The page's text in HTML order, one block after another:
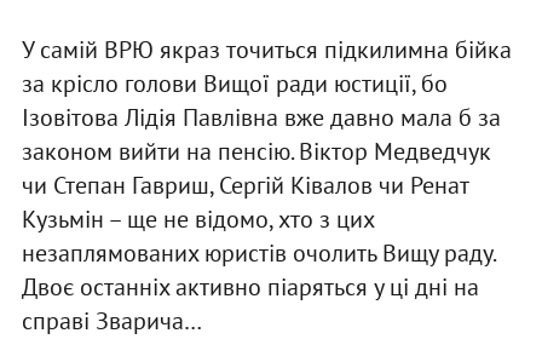
У самій ВРЮ якраз точиться підкилимна бійка
за крісло голови Вищої ради юстиції, бо
Ізовітова Лідія Павлівна вже давно мала б за
законом вийти на пенсію. Віктор Медведчук
чи Степан Гавриш, Сергій Ківалов чи Ренат
Кузьмін – ще не відомо, хто з цих
незаплямованих юристів очолить Вищу раду.
Двоє останніх активно піаряться у ці дні на
справі Зварича…